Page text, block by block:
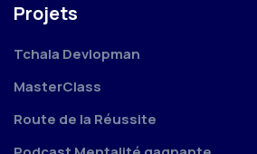
Projets
Tchala Devlopman
MasterClass
Route de la Réussite